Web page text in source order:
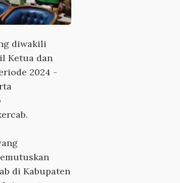
diwakili
Ketua dan
2024 -
di Kabupaten